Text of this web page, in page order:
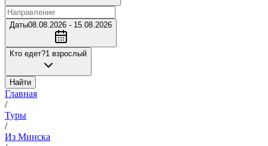
Даты08.08.2026 - 15.08.2026
Кто едет?1 взрослый
Найти
Главная
/
Туры
/
Из Минска